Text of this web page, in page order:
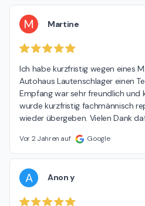
M Martine
Ich habe kurzfristig wegen eines
Autohaus Lautenschlager einen
Empfang war sehr freundlich und
wurde kurzfristig fachmännisch
wieder übergeben. Vielen Dank
Vor 2 Jahren auf Google
A Anon y